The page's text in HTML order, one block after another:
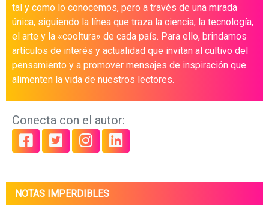
tal y como lo conocemos, pero a través de una mirada
única, siguiendo la línea que traza la ciencia, la tecnología,
el arte y la «cooltura» de cada país. Para ello, brindamos
artículos de interés y actualidad que invitan al cultivo del
pensamiento y a promover mensajes de inspiración que
alimenten la vida de nuestros lectores.
Conecta con el autor:
NOTAS IMPERDIBLES